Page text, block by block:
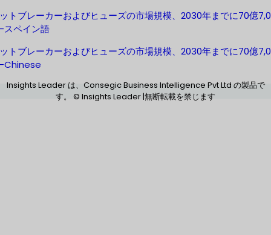
トブレーカーおよびヒューズの市場規模、2030年までに70億
スペイン語
トブレーカーおよびヒューズの市場規模、2030年までに70億
Chinese
Insights Leader は、Consegic Business Intelligence Pvt Ltd の製品で
す。 © Insights Leader |無断転載を禁じます